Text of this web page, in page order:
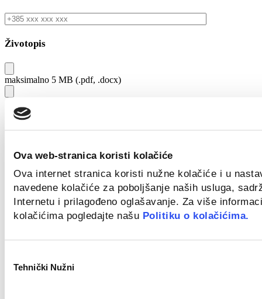
Ova web-stranica koristi kolačiće
Ova internet stranica koristi nužne kolačiće i u
navedene kolačiće za poboljšanje naših usluga,
Internetu i prilagođeno oglašavanje. Za više
kolačićima pogledajte našu Politiku o kolačićima.
pristanka
Tehnički Nužni
Životopis
maksimalno 5 MB (.pdf, .docx)
Slažem se*
Prihvaćam izjavu o zaštiti podataka kandidata u